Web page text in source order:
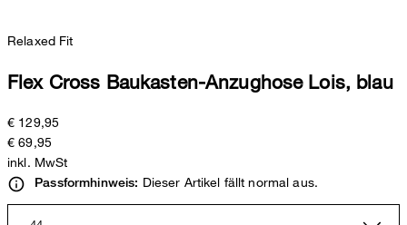
Relaxed Fit
Flex Cross Baukasten-Anzughose Lois, blau
€ 129,95
€ 69,95
inkl. MwSt
Passformhinweis: Dieser Artikel fällt normal aus.